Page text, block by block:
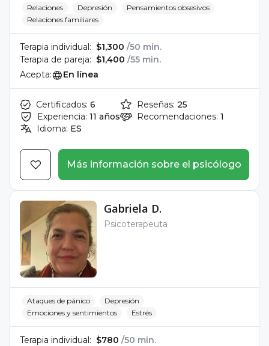
Relaciones Depresión
Pensamientos obsesivos
Relaciones familiares
Terapia individual: $1,300 /50 min.
Terapia de pareja: $1,400 /55 min.
Acepta:
En línea
Certificados: 6
Experiencia: 11 años
Idioma: ES
Reseñas: 25
Recomendaciones: 1
Más información sobre el psicólogo
Gabriela D.
Psicoterapeuta
Ataques de pánico
Depresión
Emociones y sentimientos
Estrés
Terapia individual: $780 /50 min.